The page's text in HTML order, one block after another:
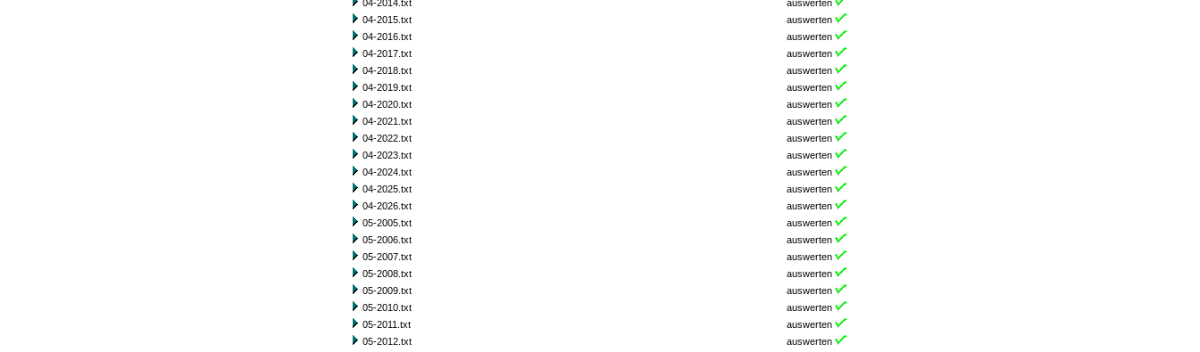
04-2014.txt
auswerten
04-2015.txt
auswerten
04-2016.txt
auswerten
04-2017.txt
auswerten
04-2018.txt
auswerten
04-2019.txt
auswerten
04-2020.txt
auswerten
04-2021.txt
auswerten
04-2022.txt
auswerten
04-2023.txt
auswerten
04-2024.txt
auswerten
04-2025.txt
auswerten
04-2026.txt
auswerten
05-2005.txt
auswerten
05-2006.txt
auswerten
05-2007.txt
auswerten
05-2008.txt
auswerten
05-2009.txt
auswerten
05-2010.txt
auswerten
05-2011.txt
auswerten
05-2012.txt
auswerten